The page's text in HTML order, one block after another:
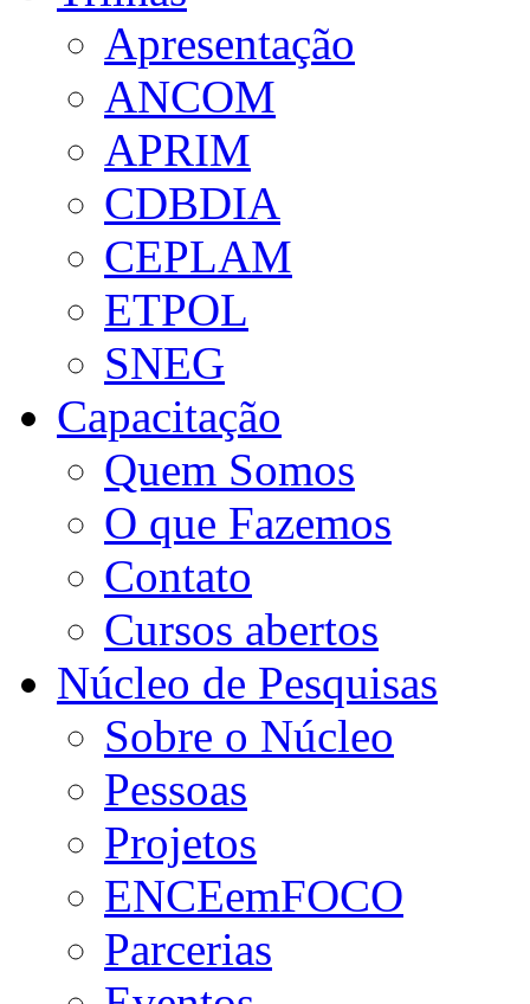
Apresentação
ANCOM
APRIM
CDBDIA
CEPLAM
ETPOL
SNEG
Capacitação
Quem Somos
O que Fazemos
Contato
Cursos abertos
Núcleo de Pesquisas
Sobre o Núcleo
Pessoas
Projetos
ENCEemFOCO
Parcerias